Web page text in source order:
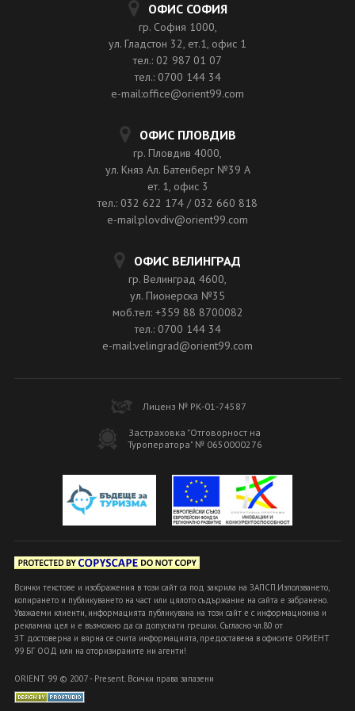
ОФИС СОФИЯ
гр. София 1000,
ул. Гладстон 32, ет.1, офис 1
тел.: 02 987 01 07
тел.: 0700 144 34
e-mail:office@orient99.com
ОФИС ПЛОВДИВ
гр. Пловдив 4000,
ул. Княз Ал. Батенберг №39 A
ет. 1, офис 3
тел.: 032 622 174 / 032 660 818
e-mail:plovdiv@orient99.com
ОФИС ВЕЛИНГРАД
гр. Велинград 4600,
ул. Пионерска №35
моб.тел: +359 88 8700082
тел.: 0700 144 34
e-mail:velingrad@orient99.com
Лиценз № РК-01-74587
Застраховка "Отговорност на
Туроператора" № 0650000276
Всички текстове и изображения в този сайт са под закрила на ЗАПСП.Използването,
копирането и публикуването на част или цялото съдържание на сайта е забранено.
Уважаеми клиенти, информацията публикувана на този сайт е с информационна и
рекламна цел и е възможно да са допуснати грешки. Съгласно чл.80 от
ЗТ достоверна и вярна се счита информацията, предоставена в офисите ОРИЕНТ
99 БГ ООД или на оторизираните ни агенти!
ORIENT 99 © 2007 - Present. Всички права запазени